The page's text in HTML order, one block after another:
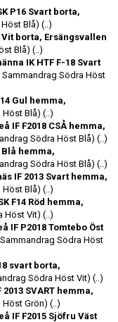
P16 Svart borta,
Blå) (..)
Vit borta, Ersängsvallen
Blå) (..)
IK HTF F-18 Svart
Sammandrag Södra Höst
Gul hemma,
Höst Blå) (..)
IF F2018 CSÅ hemma,
Södra Höst Blå) (..)
Blå hemma,
Södra Höst Blå) (..)
IF 2013 Svart hemma,
Höst Blå) (..)
F14 Röd hemma,
Höst Vit) (..)
IF P2018 Tomtebo Öst
Södra Höst
svart borta,
Södra Höst Vit) (..)
SVART hemma,
Höst Grön) (..)
IF F2015 Sjöfru Väst